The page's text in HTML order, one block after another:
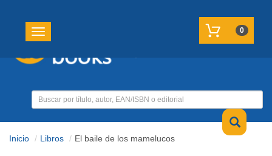
Toggle navigation 0
Inicio Libros El baile de los mamelucos